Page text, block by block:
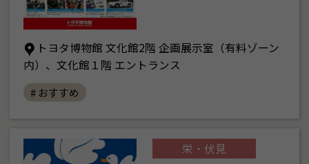
トヨタ博物館 文化館2階 企画展示室（有料ゾーン
内）、文化館１階 エントランス
# おすすめ
栄・伏見